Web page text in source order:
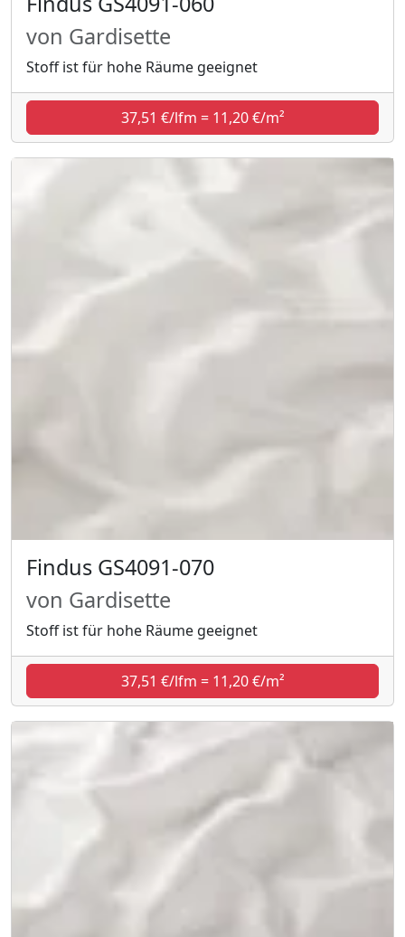
von Gardisette
Stoff ist für hohe Räume geeignet
37,51 €/lfm = 11,20 €/m²
Findus GS4091-070
von Gardisette
Stoff ist für hohe Räume geeignet
37,51 €/lfm = 11,20 €/m²